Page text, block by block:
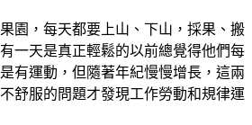
園，每天都要上山、下山，採果、搬
一天是真正輕鬆的以前總覺得他們每
有運動，但隨著年紀慢慢增長，這兩
舒服的問題才發現工作勞動和規律運